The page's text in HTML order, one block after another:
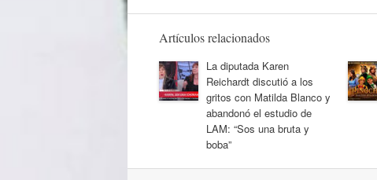
Artículos relacionados
La diputada Karen
Reichardt discutió a los
gritos con Matilda Blanco y
abandonó el estudio de
LAM: “Sos una bruta y
boba”